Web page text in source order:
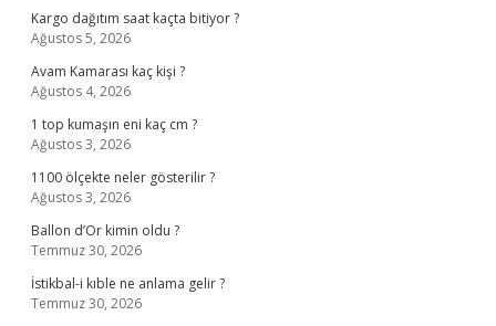
Kargo dağıtım saat kaçta bitiyor ?
Ağustos 5, 2026
Avam Kamarası kaç kişi ?
Ağustos 4, 2026
1 top kumaşın eni kaç cm ?
Ağustos 3, 2026
1100 ölçekte neler gösterilir ?
Ağustos 3, 2026
Ballon d’Or kimin oldu ?
Temmuz 30, 2026
İstikbal-i kıble ne anlama gelir ?
Temmuz 30, 2026